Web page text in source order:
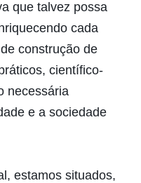
que talvez possa
cada
construção de
científico-
necessária
e a sociedade
estamos situados,